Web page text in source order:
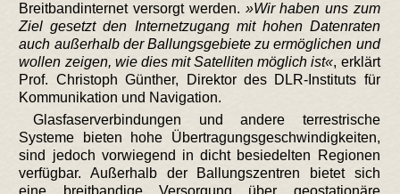
Breitbandinternet versorgt werden.
Wir haben uns zum
Ziel gesetzt den Internetzugang mit hohen Datenraten
auch außerhalb der Ballungsgebiete zu ermöglichen und
wollen zeigen, wie dies mit Satelliten möglich ist , erklärt
Prof. Christoph Günther, Direktor des DLR-Instituts für
Kommunikation und Navigation.
Glasfaserverbindungen und andere terrestrische
Systeme bieten hohe Übertragungsgeschwindigkeiten,
sind jedoch vorwiegend in dicht besiedelten Regionen
verfügbar. Außerhalb der Ballungszentren bietet sich
eine breitbandige Versorgung über geostationäre